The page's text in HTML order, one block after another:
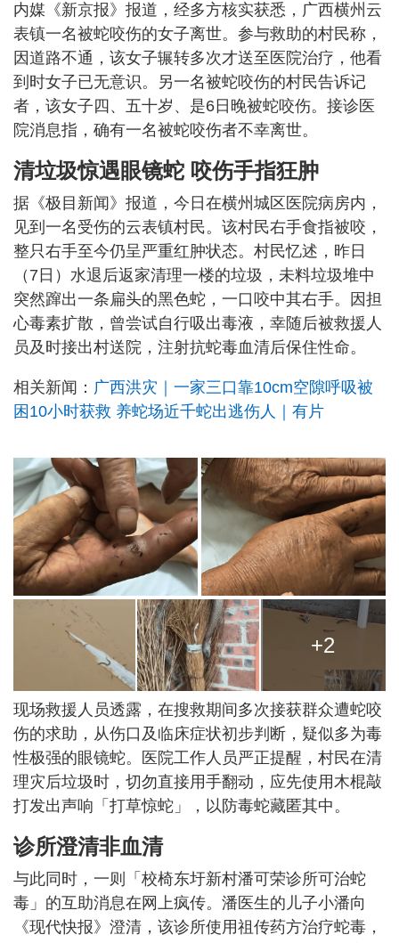
内媒《新京报》报道，经多方核实获悉，广西横州云
表镇一名被蛇咬伤的女子离世。参与救助的村民称，
因道路不通，该女子辗转多次才送至医院治疗，他看
到时女子已无意识。另一名被蛇咬伤的村民告诉记
者，该女子四、五十岁、是6日晚被蛇咬伤。接诊医
院消息指，确有一名被蛇咬伤者不幸离世。
清垃圾惊遇眼镜蛇 咬伤手指狂肿
据《极目新闻》报道，今日在横州城区医院病房内，
见到一名受伤的云表镇村民。该村民右手食指被咬，
整只右手至今仍呈严重红肿状态。村民忆述，昨日
（7日）水退后返家清理一楼的垃圾，未料垃圾堆中
突然蹿出一条扁头的黑色蛇，一口咬中其右手。因担
心毒素扩散，曾尝试自行吸出毒液，幸随后被救援人
员及时接出村送院，注射抗蛇毒血清后保住性命。
相关新闻： 广西洪灾｜一家三口靠10cm空隙呼吸被
困10小时获救 养蛇场近千蛇出逃伤人｜有片
+2
现场救援人员透露，在搜救期间多次接获群众遭蛇咬
伤的求助，从伤口及临床症状初步判断，疑似多为毒
性极强的眼镜蛇。医院工作人员严正提醒，村民在清
理灾后垃圾时，切勿直接用手翻动，应先使用木棍敲
打发出声响「打草惊蛇」，以防毒蛇藏匿其中。
诊所澄清非血清
与此同时，一则「校椅东圩新村潘可荣诊所可治蛇
毒」的互助消息在网上疯传。潘医生的儿子小潘向
《现代快报》澄清，该诊所使用祖传药方治疗蛇毒，